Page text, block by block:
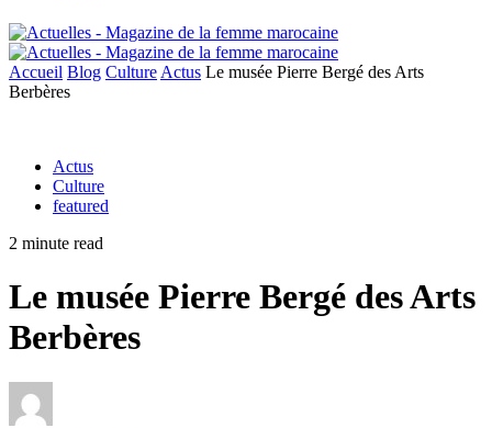
Accueil Blog Culture Actus Le musée Pierre Bergé des Arts
Berbères
Actus
Culture
featured
2 minute read
Le musée Pierre Bergé des Arts
Berbères